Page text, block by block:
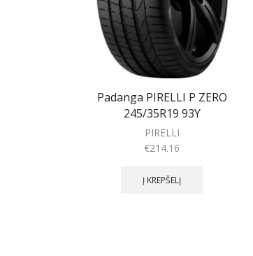
Padanga PIRELLI P ZERO
245/35R19 93Y
PIRELLI
€214.16
Į KREPŠELĮ